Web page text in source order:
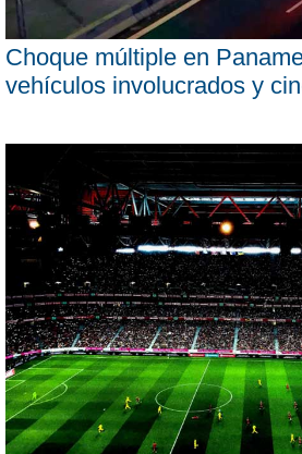
Choque múltiple en
vehículos involucrados y